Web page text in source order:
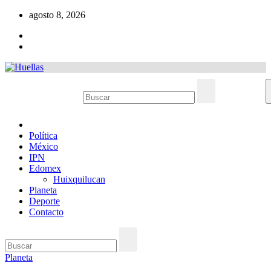
contenido
agosto 8, 2026
Política
México
IPN
Edomex
Huixquilucan
Planeta
Deporte
Contacto
Planeta